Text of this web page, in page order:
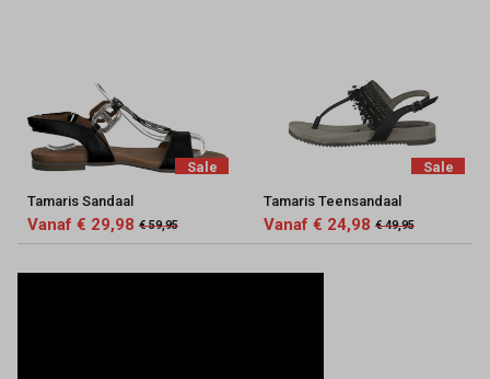
Sale
Tamaris Sandaal
Vanaf € 29,98 € 59,95
Sale
Tamaris Teensandaal
Vanaf € 24,98 € 49,95